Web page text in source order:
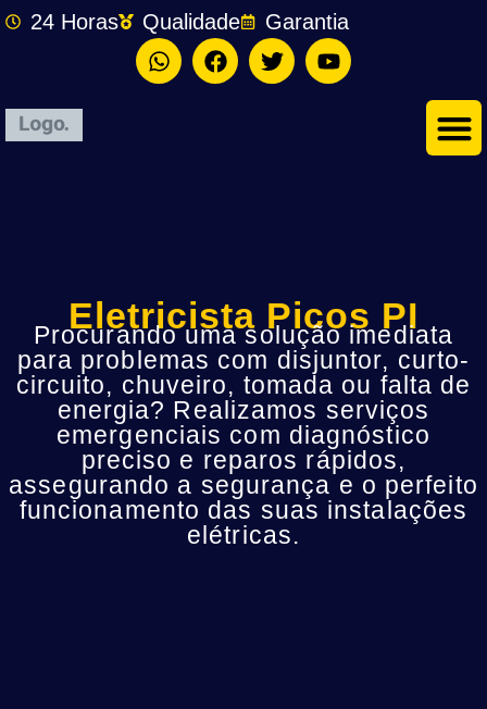
24 Horas Qualidade Garantia
Eletricista Picos PI
Procurando uma solução imediata
para problemas com disjuntor, curto-
circuito, chuveiro, tomada ou falta de
energia? Realizamos serviços
emergenciais com diagnóstico
preciso e reparos rápidos,
assegurando a segurança e o perfeito
funcionamento das suas instalações
elétricas.